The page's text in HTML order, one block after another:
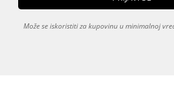
Može se iskoristiti za kupovinu u minimalnoj